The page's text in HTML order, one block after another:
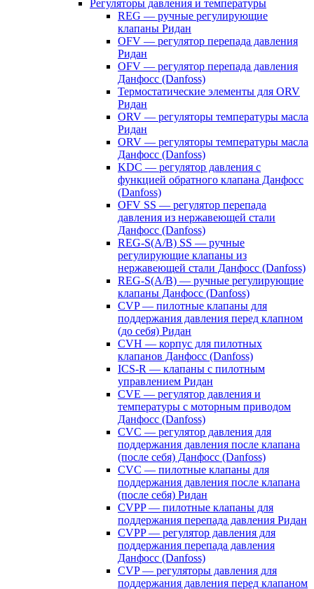
Регуляторы давления и температуры
REG — ручные регулирующие
клапаны Ридан
OFV — регулятор перепада давления
Ридан
OFV — регулятор перепада давления
Данфосс (Danfoss)
Термостатические элементы для ORV
Ридан
ORV — регуляторы температуры масла
Ридан
ORV — регуляторы температуры масла
Данфосс (Danfoss)
KDC — регулятор давления с
функцией обратного клапана Данфосс
(Danfoss)
OFV SS — регулятор перепада
давления из нержавеющей стали
Данфосс (Danfoss)
REG-S(A/B) SS — ручные
регулирующие клапаны из
нержавеющей стали Данфосс (Danfoss)
REG-S(A/B) — ручные регулирующие
клапаны Данфосс (Danfoss)
CVP — пилотные клапаны для
поддержания давления перед клапном
(до себя) Ридан
CVH — корпус для пилотных
клапанов Данфосс (Danfoss)
ICS-R — клапаны с пилотным
управлением Ридан
CVE — регулятор давления и
температуры с моторным приводом
Данфосс (Danfoss)
CVС — регулятор давления для
поддержания давления после клапана
(после себя) Данфосс (Danfoss)
CVС — пилотные клапаны для
поддержания давления после клапана
(после себя) Ридан
CVPP — пилотные клапаны для
поддержания перепада давления Ридан
CVPP — регулятор давления для
поддержания перепада давления
Данфосс (Danfoss)
CVP — регуляторы давления для
поддержания давления перед клапаном